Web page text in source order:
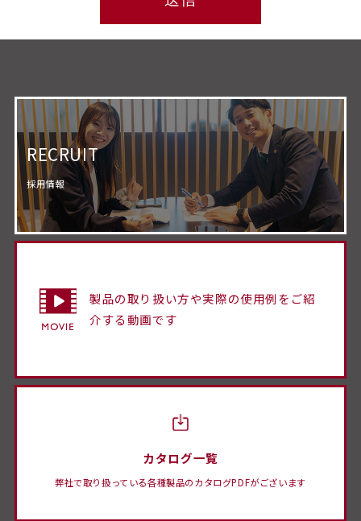
RECRUIT
採用情報
製品の取り扱い方や実際の使用例をご紹
介する動画です
カタログ一覧
弊社で取り扱っている各種製品のカタログPDFがございます